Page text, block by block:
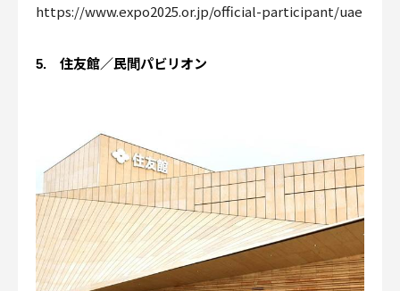
https://www.expo2025.or.jp/official-participant/uae
5. 住友館／民間パビリオン